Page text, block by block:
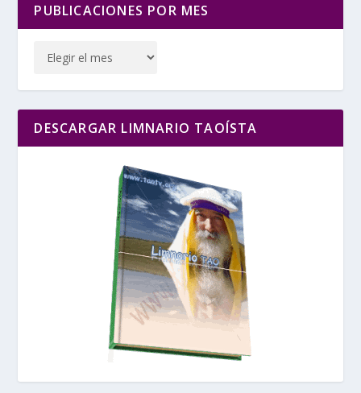
PUBLICACIONES POR MES
DESCARGAR LIMNARIO TAOÍSTA